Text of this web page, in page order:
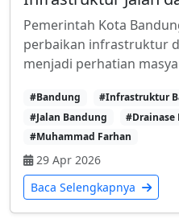
Pemerintah Kota
perbaikan infrastruktur
menjadi perhatian
#Bandung #Infrastruktur
#Jalan Bandung
#Drainase
#Muhammad Farhan
29 Apr 2026
Baca Selengkapnya